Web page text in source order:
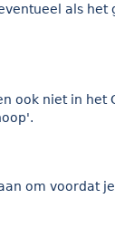
als
ook niet in
om voordat